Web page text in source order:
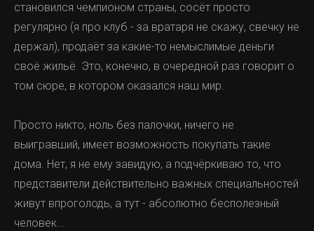
становился чемпионом страны, сосёт просто
регулярно (я про клуб - за вратаря не скажу, свечку не
держал), продаёт за какие-то немыслимые деньги
своё жильё. Это, конечно, в очередной раз говорит о
том сюре, в котором оказался наш мир.
Просто никто, ноль без палочки, ничего не
выигравший, имеет возможность покупать такие
дома. Нет, я не ему завидую, а подчёркиваю то, что
представители действительно важных специальностей
живут впроголодь, а тут - абсолютно бесполезный
человек...